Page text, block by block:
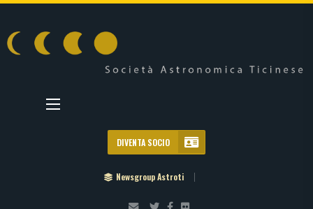
DIVENTA SOCIO
Newsgroup Astroti